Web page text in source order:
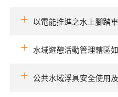
以電能推進之水上腳踏
水域遊憩活動管理轄區
公共水域浮具安全使用